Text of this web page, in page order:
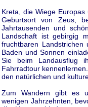
Kreta, die Wiege
Geburtsort von Zeus,
Jahrtausenden und
Landschaft ist gebirgig
fruchtbaren
Baden und Sonnen
Sie beim Landausflug
Fahrradtour
den natürlichen und
Zum Wandern gibt es
wenigen Jahrzehnten,